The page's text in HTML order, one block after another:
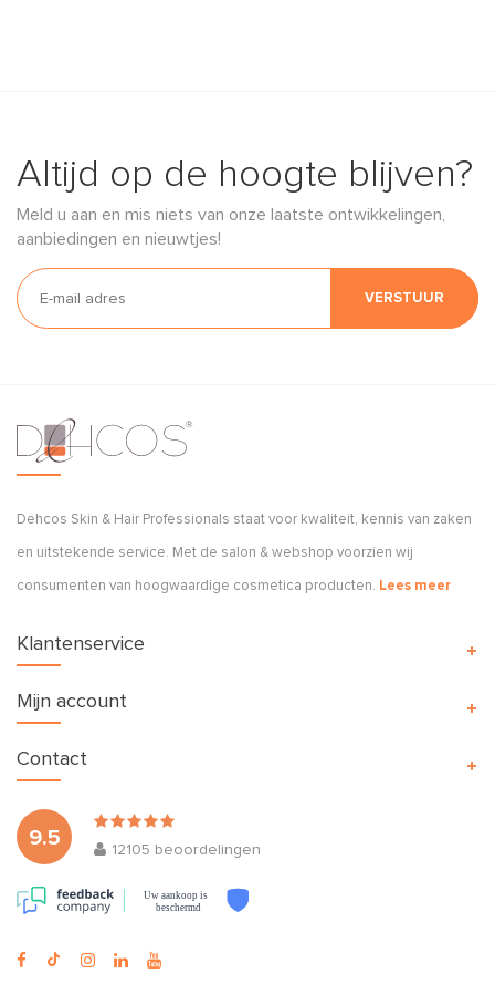
Altijd op de hoogte blijven?
Meld u aan en mis niets van onze laatste ontwikkelingen,
aanbiedingen en nieuwtjes!
VERSTUUR
Dehcos Skin & Hair Professionals staat voor kwaliteit, kennis van zaken
en uitstekende service. Met de salon & webshop voorzien wij
consumenten van hoogwaardige cosmetica producten. Lees meer
Klantenservice
Mijn account
9.5
12105 beoordelingen
Uw aankoop is
beschermd
Contact